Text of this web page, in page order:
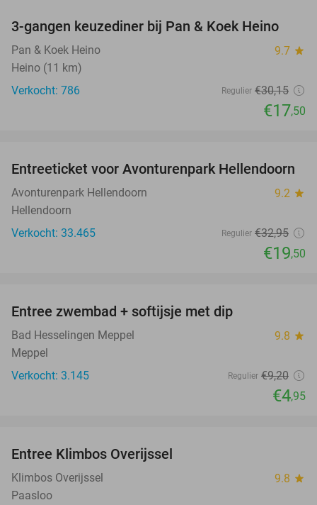
42%
3-gangen keuzediner bij Pan & Koek Heino
Pan & Koek Heino 9.7 star
Heino (11 km)
Verkocht: 786
Regulier €30,15
€17,50
41%
Entreeticket voor Avonturenpark Hellendoorn
Avonturenpark Hellendoorn 9.2 star
Hellendoorn
Verkocht: 33.465
Regulier €32,95
€19,50
Entree zwembad + softijsje met dip
Bad Hesselingen Meppel 9.8 star
Meppel
Verkocht: 3.145
Regulier €9,20
€4,95
Entree Klimbos Overijssel
Klimbos Overijssel 9.8 star
Paasloo